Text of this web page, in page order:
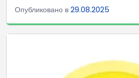
Опубликовано в 29.08.2025